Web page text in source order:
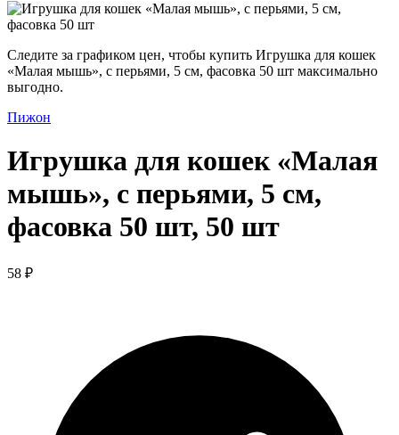
Следите за графиком цен, чтобы купить Игрушка для кошек
«Малая мышь», с перьями, 5 см, фасовка 50 шт максимально
выгодно.
Пижон
Игрушка для кошек «Малая
мышь», с перьями, 5 см,
фасовка 50 шт, 50 шт
58 ₽